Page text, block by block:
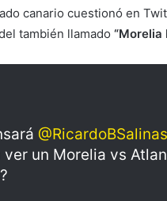
canario cuestionó en
también llamado “Morelia
@RicardoBSalinas
ver un Morelia vs